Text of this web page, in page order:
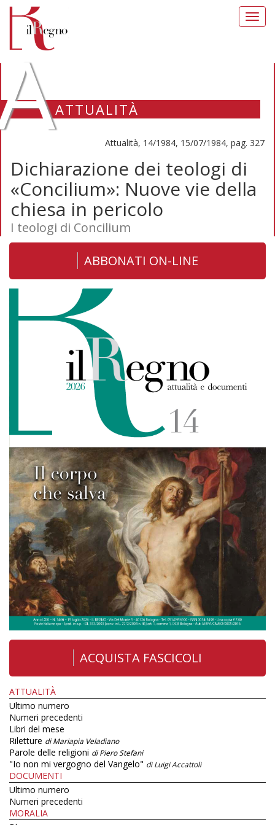
ATTUALITÀ
Attualità, 14/1984, 15/07/1984, pag. 327
Dichiarazione dei teologi di
«Concilium»: Nuove vie della
chiesa in pericolo
I teologi di Concilium
ABBONATI ON-LINE
ACQUISTA FASCICOLI
ATTUALITÀ
Ultimo numero
Numeri precedenti
Libri del mese
Riletture di Mariapia Veladiano
Parole delle religioni di Piero Stefani
"Io non mi vergogno del Vangelo" di Luigi Accattoli
DOCUMENTI
Ultimo numero
Numeri precedenti
MORALIA